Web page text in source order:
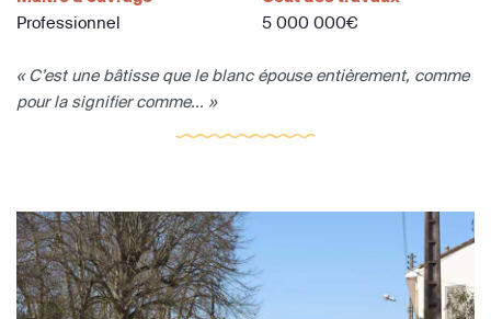
Professionnel
5 000 000€
« C’est une bâtisse que le blanc épouse entièrement, comme
pour la signifier comme... »